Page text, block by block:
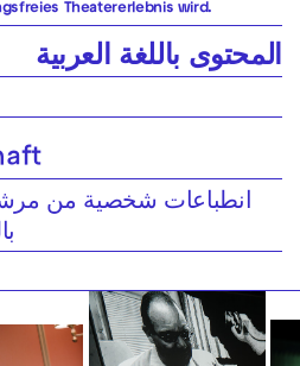
Theatererlebnis wird.
المحتوى باللغة العربية
انطباعات شخصية من